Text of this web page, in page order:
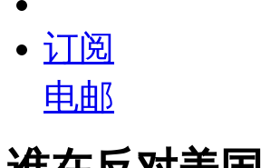
订阅
电邮